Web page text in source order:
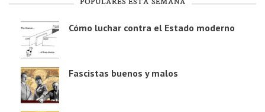
POPULARES ESTA SEMANA
Cómo luchar contra el Estado moderno
Fascistas buenos y malos